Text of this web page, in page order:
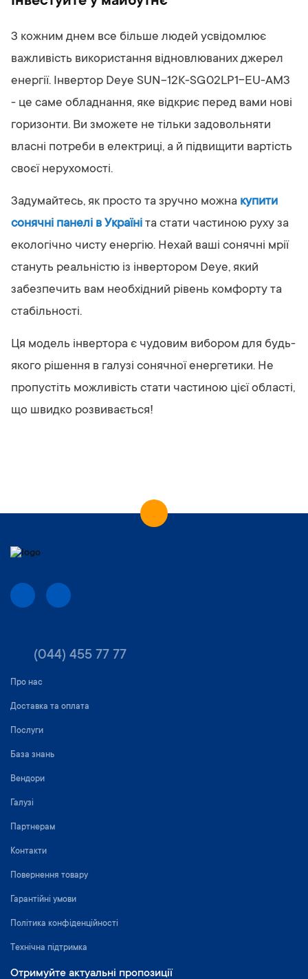
З кожним днем все більше людей усвідомлює
важливість використання відновлюваних джерел
енергії. Інвертор Deye SUN-12K-SG02LP1-EU-AM3
- це саме обладнання, яке відкриє перед вами нові
горизонти. Ви зможете не тільки задовольняти
власні потреби в електриці, а й підвищити вартість
своєї нерухомості.
Задумайтесь, як просто та зручно можна купити
сонячні панелі в Україні та стати частиною руху за
екологічно чисту енергію. Нехай ваші сонячні мрії
стануть реальністю із інвертором Deye, який
забезпечить вам необхідний рівень комфорту та
стабільності.
Ця модель інвертора є чудовим вибором для будь-
якого рішення в галузі сонячної енергетики. Не
пропустіть можливість стати частиною цієї області,
що швидко розвивається!
(044) 455 77 77
Про нас
Доставка та оплата
Послуги
База знань
Вендори
Галузі
Партнерам
Контакти
Повернення товару
Гарантійні умови
Політика конфіденційності
Технічна підтримка
Отримуйте актуальні пропозиції